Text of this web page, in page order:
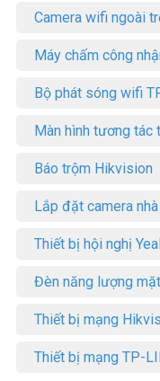
Camera wifi ngoài
Máy chấm công
Bộ phát sóng wifi
Màn hình tương tác
Báo trộm Hikvision
Lắp đặt camera
Thiết bị hội nghị
Đèn năng lượng
Thiết bị mạng
Thiết bị mạng TP-